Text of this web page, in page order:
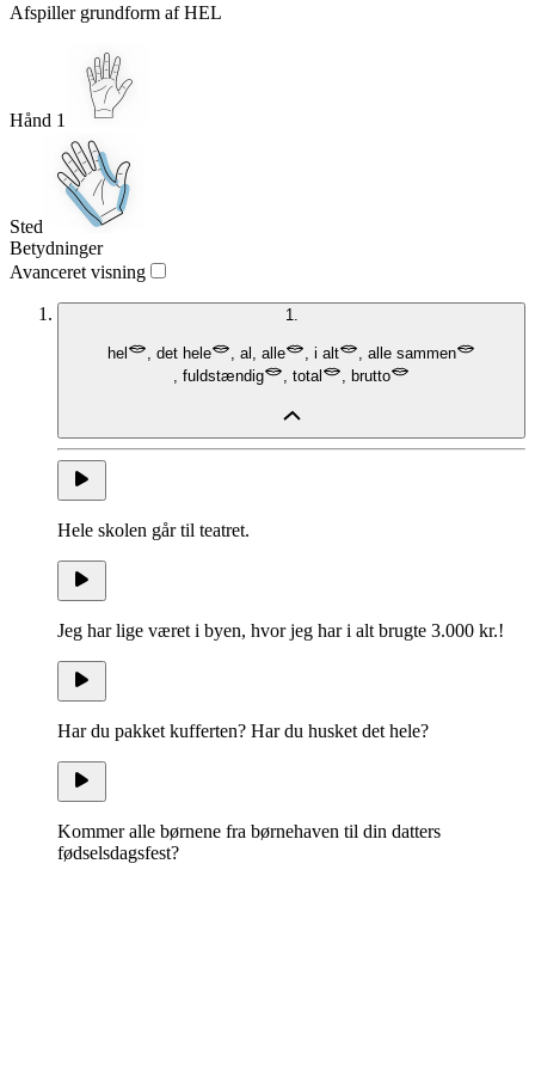
Afspiller grundform afHEL
Hånd 1
Sted
Betydninger
Avanceret visning
1.
hel , det hele , al , alle , i alt , alle sammen
, fuldstændig , total , brutto
Hele skolen går til teatret.
Jeg har lige været i byen, hvor jeg har i alt brugte 3.000 kr.!
Har du pakket kufferten? Har du husket det hele?
Kommer alle børnene fra børnehaven til din datters
fødselsdagsfest?